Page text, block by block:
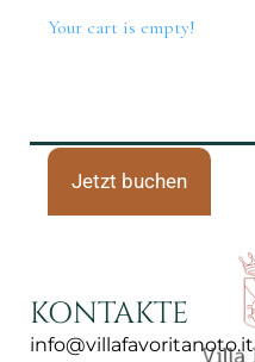
Your cart is empty!
Jetzt buchen
KONTAKTE
info@villafavoritanoto.it